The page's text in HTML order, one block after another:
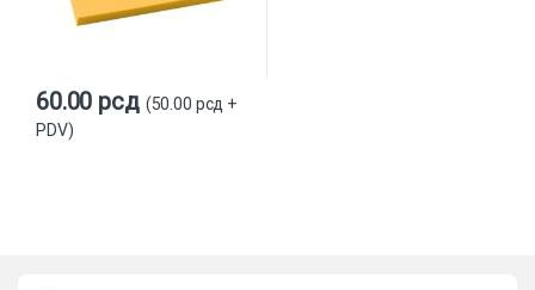
60.00 рсд (50.00 рсд +
PDV)